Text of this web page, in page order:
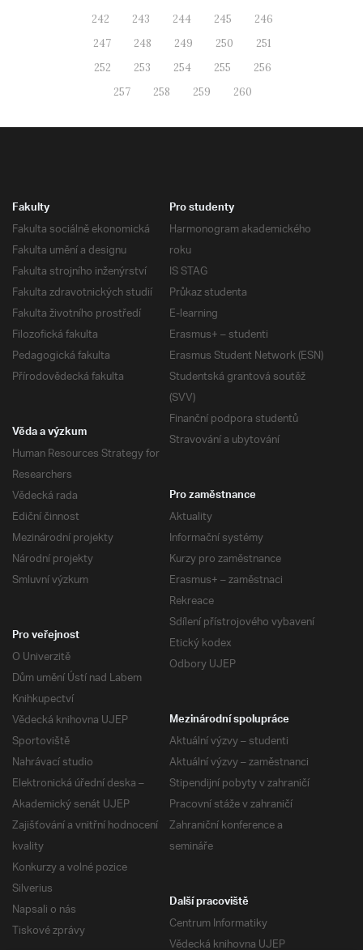
242
243 244 245
246
247
248 249 250
251
252
253 254 255
256
257
258 259 260
Fakulty
Fakulta sociálně ekonomická
Fakulta umění a designu
Fakulta strojního inženýrství
Fakulta zdravotnických studií
Fakulta životního prostředí
Filozofická fakulta
Pedagogická fakulta
Přírodovědecká fakulta
Pro studenty
Harmonogram akademického
roku
IS STAG
Průkaz studenta
E-learning
Erasmus+ – studenti
Erasmus Student Network (ESN)
Studentská grantová soutěž
(SVV)
Finanční podpora studentů
Stravování a ubytování
Věda a výzkum
Human Resources Strategy for
Researchers
Vědecká rada
Ediční činnost
Mezinárodní projekty
Národní projekty
Smluvní výzkum
Pro zaměstnance
Aktuality
Informační systémy
Kurzy pro zaměstnance
Erasmus+ – zaměstnaci
Rekreace
Sdílení přístrojového vybavení
Etický kodex
Odbory UJEP
Pro veřejnost
O Univerzitě
Dům umění Ústí nad Labem
Knihkupectví
Vědecká knihovna UJEP
Sportoviště
Nahrávací studio
Elektronická úřední deska –
Akademický senát UJEP
Zajišťování a vnitřní hodnocení
kvality
Konkurzy a volné pozice
Silverius
Napsali o nás
Tiskové zprávy
Mezinárodní spolupráce
Aktuální výzvy – studenti
Aktuální výzvy – zaměstnanci
Stipendijní pobyty v zahraničí
Pracovní stáže v zahraničí
Zahraniční konference a
semináře
Další pracoviště
Centrum Informatiky
Vědecká knihovna UJEP